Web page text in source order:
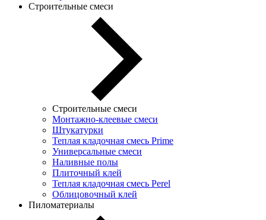
Строительные смеси
Строительные смеси
Монтажно-клеевые смеси
Штукатурки
Теплая кладочная смесь Prime
Универсальные смеси
Наливные полы
Плиточный клей
Теплая кладочная смесь Perel
Облицовочный клей
Пиломатериалы